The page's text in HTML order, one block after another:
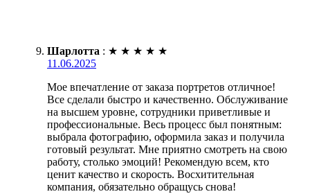
Шарлотта : ★ ★ ★ ★ ★
11.06.2025
Мое впечатление от заказа портретов отличное!
Все сделали быстро и качественно. Обслуживание
на высшем уровне, сотрудники приветливые и
профессиональные. Весь процесс был понятным:
выбрала фотографию, оформила заказ и получила
готовый результат. Мне приятно смотреть на свою
работу, столько эмоций! Рекомендую всем, кто
ценит качество и скорость. Восхитительная
компания, обязательно обращусь снова!